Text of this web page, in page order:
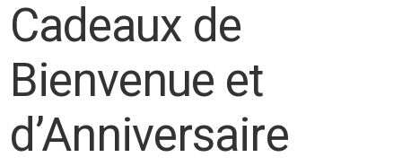
Cadeaux de
Bienvenue et
d’Anniversaire